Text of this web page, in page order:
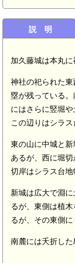
説 明
加久藤城は本丸に
神社の祀られた
塁が残っている
にはさらに竪堀や
この辺りはシラス
東の山に中城と
あるが、西に堀切
切岸はシラス台地
新城は広大で淵
るが、東側は植
るが、その東側に
南麓には夭折した